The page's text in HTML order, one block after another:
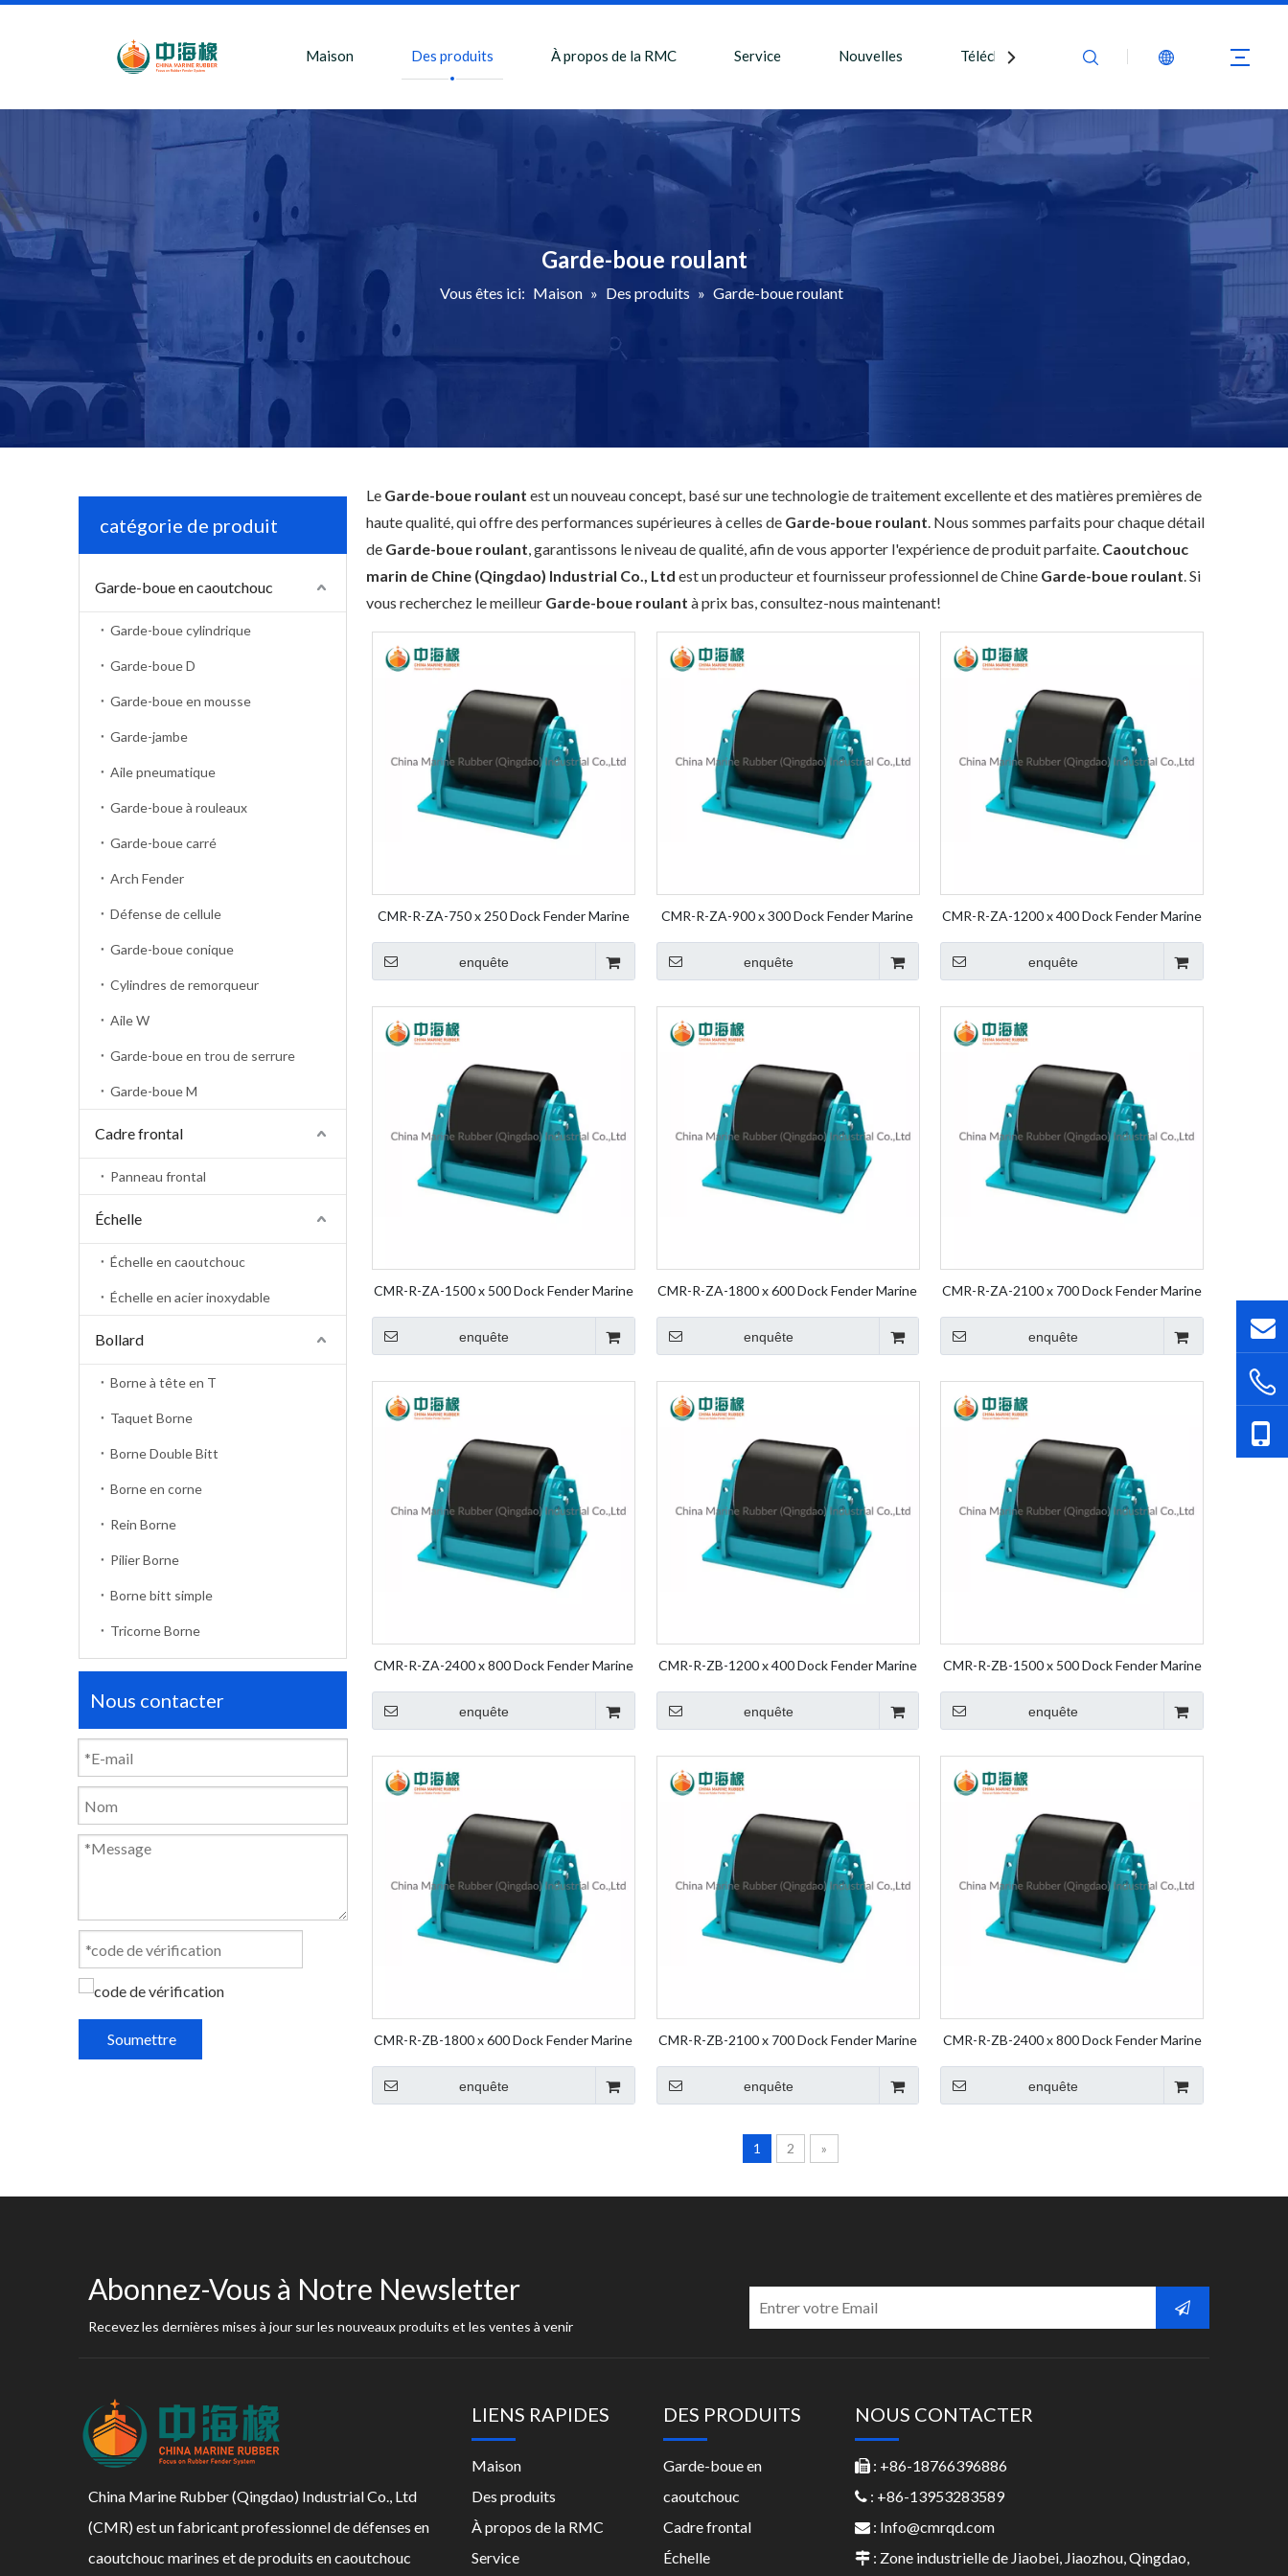
Maison Des produits À propos de la RMC Service Nouvelles Télécharger Nous contacter
Garde-boue roulant
Vous êtes ici: Maison » Des produits » Garde-boue roulant
catégorie de produit
Garde-boue en caoutchouc
Garde-boue cylindrique
Garde-boue D
Garde-boue en mousse
Garde-jambe
Aile pneumatique
Garde-boue à rouleaux
Garde-boue carré
Arch Fender
Défense de cellule
Garde-boue conique
Cylindres de remorqueur
Aile W
Garde-boue en trou de serrure
Garde-boue M
Cadre frontal
Panneau frontal
Échelle
Échelle en caoutchouc
Échelle en acier inoxydable
Bollard
Borne à tête en T
Taquet Borne
Borne Double Bitt
Borne en corne
Rein Borne
Pilier Borne
Borne bitt simple
Tricorne Borne
Nous contacter
Soumettre
Le Garde-boue roulant est un nouveau concept, basé sur une technologie de traitement excellente et des matières premières de
haute qualité, qui offre des performances supérieures à celles de Garde-boue roulant. Nous sommes parfaits pour chaque détail
de Garde-boue roulant, garantissons le niveau de qualité, afin de vous apporter l'expérience de produit parfaite. Caoutchouc
marin de Chine (Qingdao) Industrial Co., Ltd est un producteur et fournisseur professionnel de Chine Garde-boue roulant. Si
vous recherchez le meilleur Garde-boue roulant à prix bas, consultez-nous maintenant!
CMR-R-ZA-750 x 250 Dock Fender Marine
Fender
enquête
CMR-R-ZA-900 x 300 Dock Fender Marine
Fender
enquête
CMR-R-ZA-1200 x 400 Dock Fender Marine
Fender
enquête
CMR-R-ZA-1500 x 500 Dock Fender Marine
Fender
enquête
CMR-R-ZA-1800 x 600 Dock Fender Marine
Fender
enquête
CMR-R-ZA-2100 x 700 Dock Fender Marine
Fender
enquête
CMR-R-ZA-2400 x 800 Dock Fender Marine
Fender
enquête
CMR-R-ZB-1200 x 400 Dock Fender Marine
Fender
enquête
CMR-R-ZB-1500 x 500 Dock Fender Marine
Fender
enquête
CMR-R-ZB-1800 x 600 Dock Fender Marine
Fender
enquête
CMR-R-ZB-2100 x 700 Dock Fender Marine
Fender
enquête
CMR-R-ZB-2400 x 800 Dock Fender Marine
Fender
enquête
1 2 »
Abonnez-Vous à Notre Newsletter
Recevez les dernières mises à jour sur les nouveaux produits et les ventes à venir
China Marine Rubber (Qingdao) Industrial Co., Ltd
(CMR) est un fabricant professionnel de défenses en
caoutchouc marines et de produits en caoutchouc
LIENS RAPIDES
Maison
Des produits
À propos de la RMC
Service
DES PRODUITS
Garde-boue en
caoutchouc
Cadre frontal
Échelle
NOUS CONTACTER
 : +86-18766396886
 : +86-13953283589
 : Info@cmrqd.com
 : Zone industrielle de Jiaobei, Jiaozhou, Qingdao,